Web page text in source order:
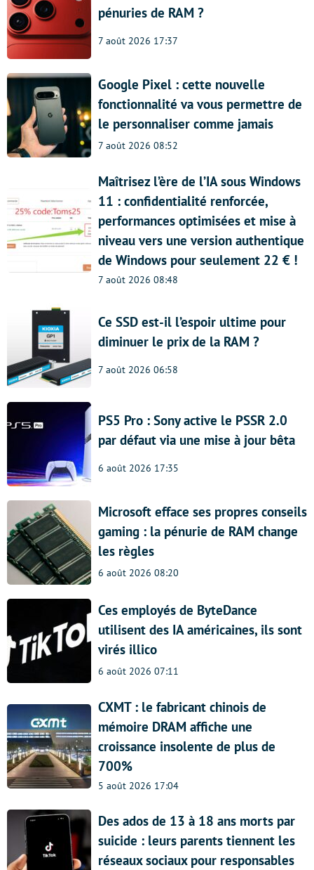
pénuries de RAM ?
7 août 2026 17:37
Google Pixel : cette nouvelle
fonctionnalité va vous permettre de
le personnaliser comme jamais
7 août 2026 08:52
Maîtrisez l’ère de l’IA sous Windows
11 : confidentialité renforcée,
performances optimisées et mise à
niveau vers une version authentique
de Windows pour seulement 22 € !
7 août 2026 08:48
Ce SSD est-il l’espoir ultime pour
diminuer le prix de la RAM ?
7 août 2026 06:58
PS5 Pro : Sony active le PSSR 2.0
par défaut via une mise à jour bêta
6 août 2026 17:35
Microsoft efface ses propres conseils
gaming : la pénurie de RAM change
les règles
6 août 2026 08:20
Ces employés de ByteDance
utilisent des IA américaines, ils sont
virés illico
6 août 2026 07:11
CXMT : le fabricant chinois de
mémoire DRAM affiche une
croissance insolente de plus de
700%
5 août 2026 17:04
Des ados de 13 à 18 ans morts par
suicide : leurs parents tiennent les
réseaux sociaux pour responsables